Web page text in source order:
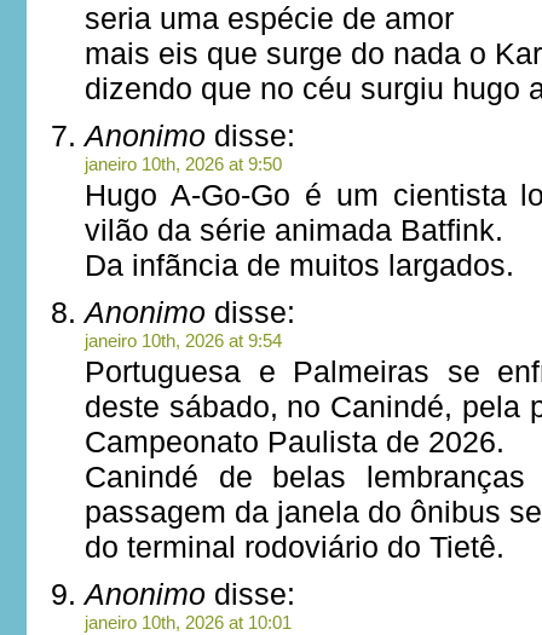
seria uma espécie de amor
mais eis que surge do nada o
dizendo que no céu surgiu hugo
Anonimo disse:
janeiro 10th, 2026 at 9:50
Hugo A-Go-Go é um cientista
vilão da série animada Batfink.
Da infãncia de muitos largados.
Anonimo disse:
janeiro 10th, 2026 at 9:54
Portuguesa e Palmeiras se
deste sábado, no Canindé, pela
Campeonato Paulista de 2026.
Canindé de belas
passagem da janela do ônibus
do terminal rodoviário do Tietê.
Anonimo disse:
janeiro 10th, 2026 at 10:01